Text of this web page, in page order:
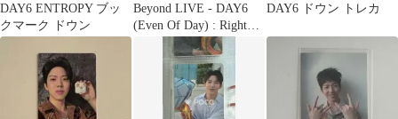
DAY6 ENTROPY ブッ
クマーク ドウン
Beyond LIVE - DAY6
(Even Of Day) : Right
Through コレクトブッ
ク ALBUM VER.
DAY6 ドウン トレカ